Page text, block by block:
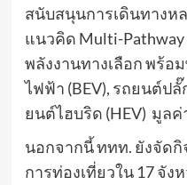
สนับสนุนการเดินทางห
แนวคิด Multi-
พลังงานทางเลือก พร้อ
ไฟฟ้า (BEV), รถยนต์ป
ยนต์ไฮบริด (HEV) มูลค่
นอกจากนี้ ททท. ยังจัด
การท่องเที่ยวใน 17 จั